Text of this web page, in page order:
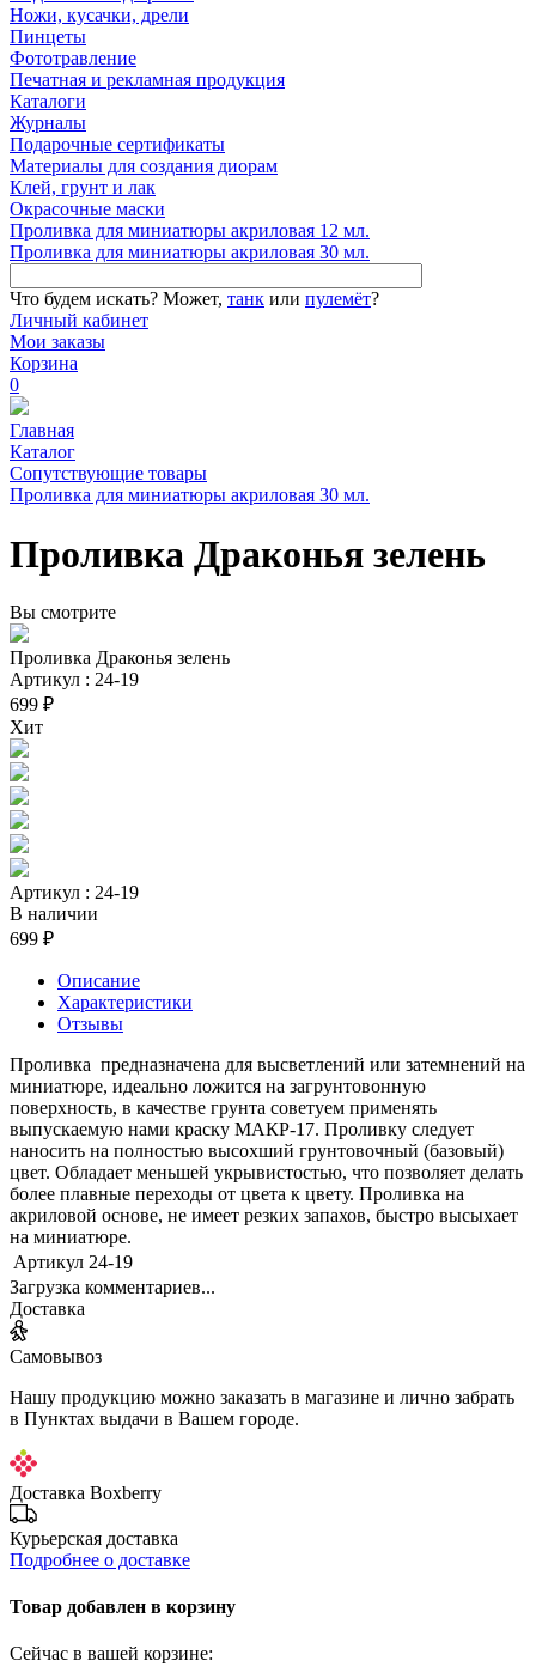
Ножи, кусачки, дрели
Пинцеты
Фототравление
Печатная и рекламная продукция
Каталоги
Журналы
Подарочные сертификаты
Материалы для создания диорам
Клей, грунт и лак
Окрасочные маски
Проливка для миниатюры акриловая 12 мл.
Проливка для миниатюры акриловая 30 мл.
Что будем искать? Может, танк или пулемёт?
Личный кабинет
Мои заказы
Корзина
0
Главная
Каталог
Сопутствующие товары
Проливка для миниатюры акриловая 30 мл.
Проливка Драконья зелень
Вы смотрите
Проливка Драконья зелень
Артикул : 24-19
699 ₽
Хит
Артикул : 24-19
В наличии
699 ₽
Описание
Характеристики
Отзывы
Проливка предназначена для высветлений или затемнений на
миниатюре, идеально ложится на загрунтовонную
поверхность, в качестве грунта советуем применять
выпускаемую нами краску МАКР-17. Проливку следует
наносить на полностью высохший грунтовочный (базовый)
цвет. Обладает меньшей укрывистостью, что позволяет делать
более плавные переходы от цвета к цвету. Проливка на
акриловой основе, не имеет резких запахов, быстро высыхает
на миниатюре.
Артикул 24-19
Загрузка комментариев...
Доставка
Самовывоз
Нашу продукцию можно заказать в магазине и лично забрать
в Пунктах выдачи в Вашем городе.
Доставка Boxberry
Курьерская доставка
Подробнее о доставке
Товар добавлен в корзину
Сейчас в вашей корзине: